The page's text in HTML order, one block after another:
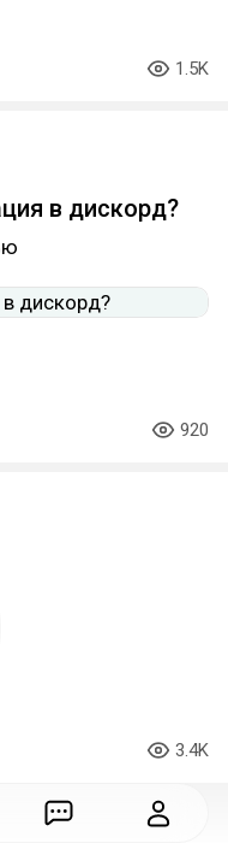
1.5K
в дискорд?
920
3.4K